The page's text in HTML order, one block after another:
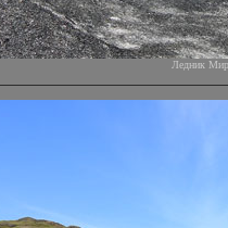
Ледник